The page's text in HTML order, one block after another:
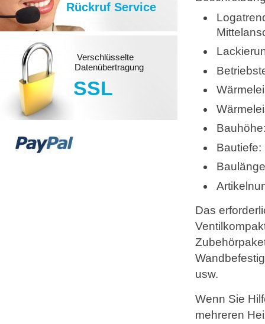
Bautiefe:
Das
usw.
Wenn Sie
mehreren
Rückruf Service
Verschlüsselte
Datenübertragung
SSL